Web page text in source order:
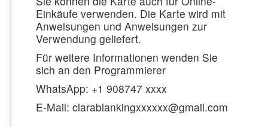
Einkäufe verwenden. Die Karte wird mit
Anweisungen und Anweisungen zur
Verwendung geliefert.
Für weitere Informationen wenden Sie
sich an den Programmierer
WhatsApp: +1 908747 xxxx
E-Mail: clarablankingxxxxxx@gmail.com